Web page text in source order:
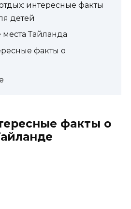
интересные факты
детей
Тайланда
факты о
факты о